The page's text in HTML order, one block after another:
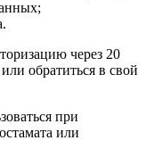
через 20
обратиться в свой
при
или